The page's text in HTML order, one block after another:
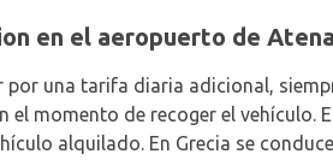
en el aeropuerto de
una tarifa diaria adicional,
momento de recoger el vehículo.
alquilado. En Grecia se